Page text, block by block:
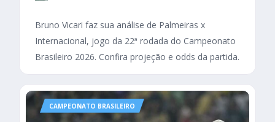
Bruno Vicari faz sua análise de Palmeiras x
Internacional, jogo da 22ª rodada do Campeonato
Brasileiro 2026. Confira projeção e odds da partida.
CAMPEONATO BRASILEIRO